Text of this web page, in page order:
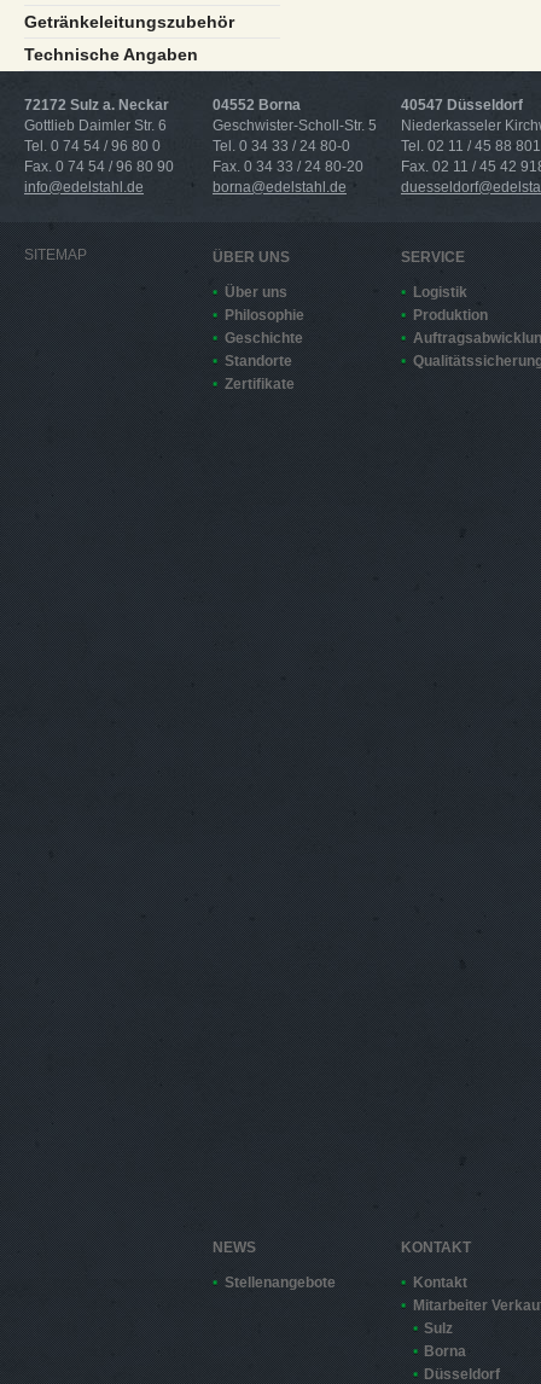
Getränkeleitungszubehör
Technische Angaben
72172 Sulz a. Neckar
Gottlieb Daimler Str. 6
Tel. 0 74 54 / 96 80 0
Fax. 0 74 54 / 96 80 90
info@edelstahl.de
04552 Borna
Geschwister-Scholl-Str. 5
Tel. 0 34 33 / 24 80-0
Fax. 0 34 33 / 24 80-20
borna@edelstahl.de
40547 Düsseldorf
Niederkasseler
Tel. 02 11 / 45 88 801
Fax. 02 11 / 45 42
SITEMAP ÜBER UNS
Über uns
Philosophie
Geschichte
Standorte
Zertifikate
SERVICE
Logistik
Produktion
NEWS
Stellenangebote
KONTAKT
Kontakt
Mitarbeiter
Sulz
Borna
Düsseldorf